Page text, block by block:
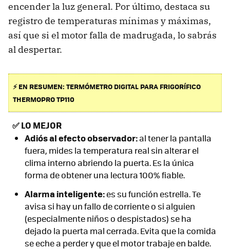
encender la luz general. Por último, destaca su
registro de temperaturas mínimas y máximas,
así que si el motor falla de madrugada, lo sabrás
al despertar.
⚡ EN RESUMEN: TERMÓMETRO DIGITAL PARA FRIGORÍFICO
THERMOPRO TP110
✅LO MEJOR
Adiós al efecto observador:al tener la pantalla
fuera, mides la temperatura real sin alterar el
clima interno abriendo la puerta. Es la única
forma de obtener una lectura 100% fiable.
Alarma inteligente:es su función estrella. Te
avisa si hay un fallo de corriente o si alguien
(especialmente niños o despistados) se ha
dejado la puerta mal cerrada. Evita que la comida
se eche a perder y que el motor trabaje en balde.